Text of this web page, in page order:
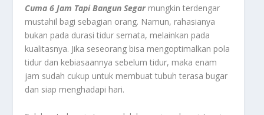
Cuma 6 Jam Tapi Bangun Segarmungkin terdengar
mustahil bagi sebagian orang. Namun, rahasianya
bukan pada durasi tidur semata, melainkan pada
kualitasnya. Jika seseorang bisa mengoptimalkan pola
tidur dan kebiasaannya sebelum tidur, maka enam
jam sudah cukup untuk membuat tubuh terasa bugar
dan siap menghadapi hari.